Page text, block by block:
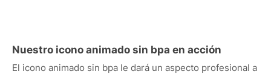
Nuestro icono animado sin bpa en acción
El icono animado sin bpa le dará un aspecto profesional a